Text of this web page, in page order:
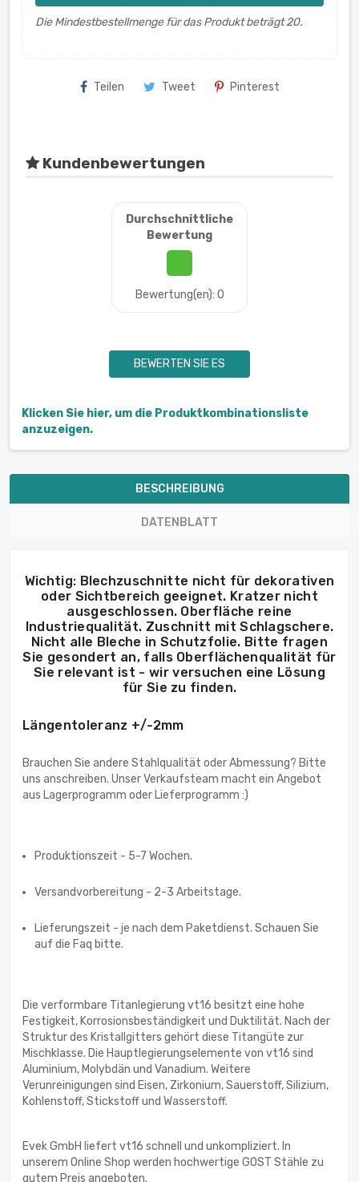
Die Mindestbestellmenge für das Produkt beträgt 20.
Teilen Tweet Pinterest
Kundenbewertungen
Durchschnittliche
Bewertung
Bewertung(en): 0
BEWERTEN SIE ES
Klicken Sie hier, um die Produktkombinationsliste
anzuzeigen.
BESCHREIBUNG
DATENBLATT
Wichtig: Blechzuschnitte nicht für dekorativen
oder Sichtbereich geeignet. Kratzer nicht
ausgeschlossen. Oberfläche reine
Industriequalität. Zuschnitt mit Schlagschere.
Nicht alle Bleche in Schutzfolie. Bitte fragen
Sie gesondert an, falls Oberflächenqualität für
Sie relevant ist - wir versuchen eine Lösung
für Sie zu finden.
Längentoleranz +/-2mm
Brauchen Sie andere Stahlqualität oder Abmessung? Bitte
uns anschreiben. Unser Verkaufsteam macht ein Angebot
aus Lagerprogramm oder Lieferprogramm :)
Produktionszeit - 5-7 Wochen.
Versandvorbereitung - 2-3 Arbeitstage.
Lieferungszeit - je nach dem Paketdienst. Schauen Sie
auf die Faq bitte.
Die verformbare Titanlegierung vt16 besitzt eine hohe
Festigkeit, Korrosionsbeständigkeit und Duktilität. Nach der
Struktur des Kristallgitters gehört diese Titangüte zur
Mischklasse. Die Hauptlegierungselemente von vt16 sind
Aluminium, Molybdän und Vanadium. Weitere
Verunreinigungen sind Eisen, Zirkonium, Sauerstoff, Silizium,
Kohlenstoff, Stickstoff und Wasserstoff.
Evek GmbH liefert vt16 schnell und unkompliziert. In
unserem Online Shop werden hochwertige GOST Stähle zu
gutem Preis angeboten.